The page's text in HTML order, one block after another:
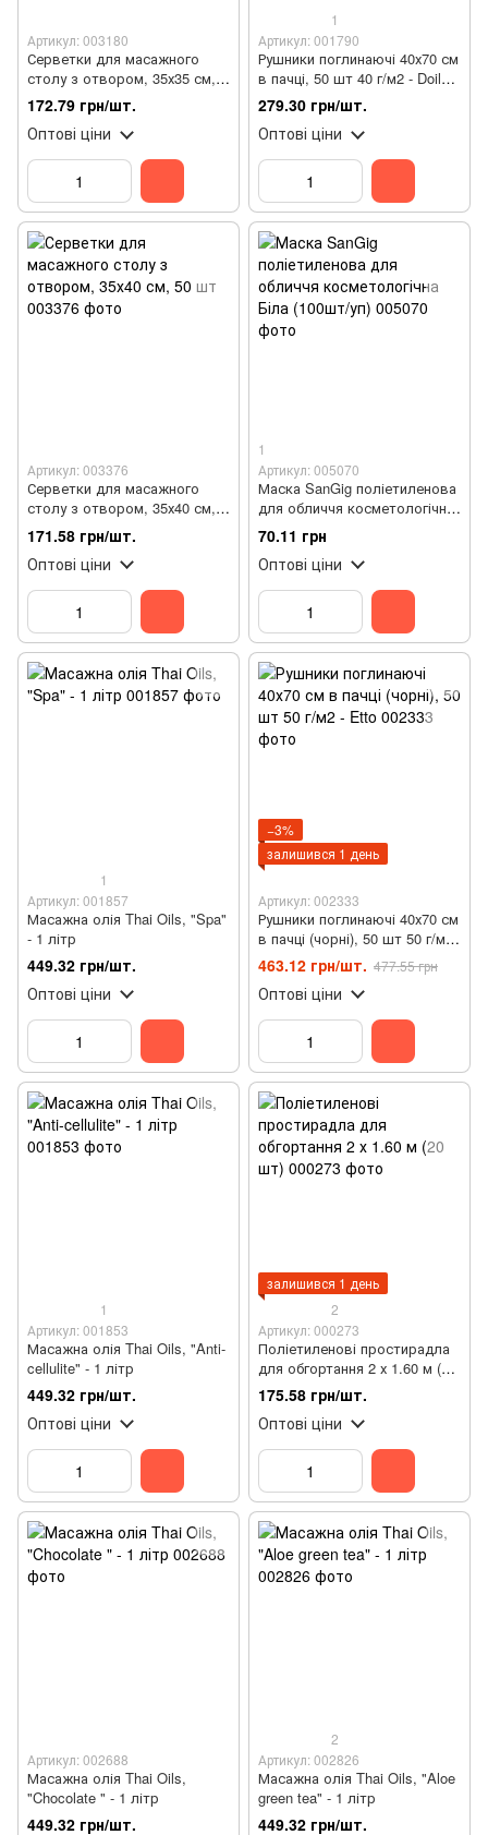
Артикул: 003180
Серветки для масажного
столу з отвором, 35х35 см,
50 шт
172.79 грн/шт.
Оптові ціни
1
Артикул: 001790
Рушники поглинаючі 40х70 см
в пачці, 50 шт 40 г/м2 - Doily
(сітка)
279.30 грн/шт.
Оптові ціни
Артикул: 003376
Серветки для масажного
столу з отвором, 35х40 см,
50 шт
171.58 грн/шт.
Оптові ціни
1
Артикул: 005070
Маска SanGig поліетиленова
для обличчя косметологічна
Біла (100шт/уп)
70.11 грн
Оптові ціни
1
Артикул: 001857
Масажна олія Thai Oils, "Spa"
- 1 літр
449.32 грн/шт.
Оптові ціни
−3%
залишився 1 день
Артикул: 002333
Рушники поглинаючі 40х70 см
в пачці (чорні), 50 шт 50 г/м2
- Etto
463.12 грн/шт. 477.55 грн
Оптові ціни
1
Артикул: 001853
Масажна олія Thai Oils, "Anti-
cellulite" - 1 літр
449.32 грн/шт.
Оптові ціни
залишився 1 день
2
Артикул: 000273
Поліетиленові простирадла
для обгортання 2 х 1.60 м (20
шт)
175.58 грн/шт.
Оптові ціни
Артикул: 002688
Масажна олія Thai Oils,
"Chocolate " - 1 літр
449.32 грн/шт.
2
Артикул: 002826
Масажна олія Thai Oils, "Aloe
green tea" - 1 літр
449.32 грн/шт.